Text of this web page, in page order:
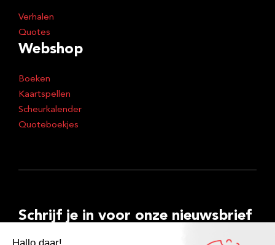
Verhalen
Quotes
Webshop
Boeken
Kaartspellen
Scheurkalender
Quoteboekjes
Schrijf je in voor onze nieuwsbrief